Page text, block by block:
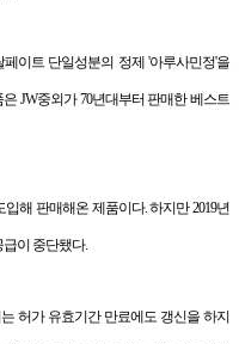
이트 단일성분의 정제 '아루사민정'을
JW중외가 70년대부터 판매한 베스트
해 판매해온 제품이다. 하지만 2019년
이 중단됐다.
허가 유효기간 만료에도 갱신을 하지